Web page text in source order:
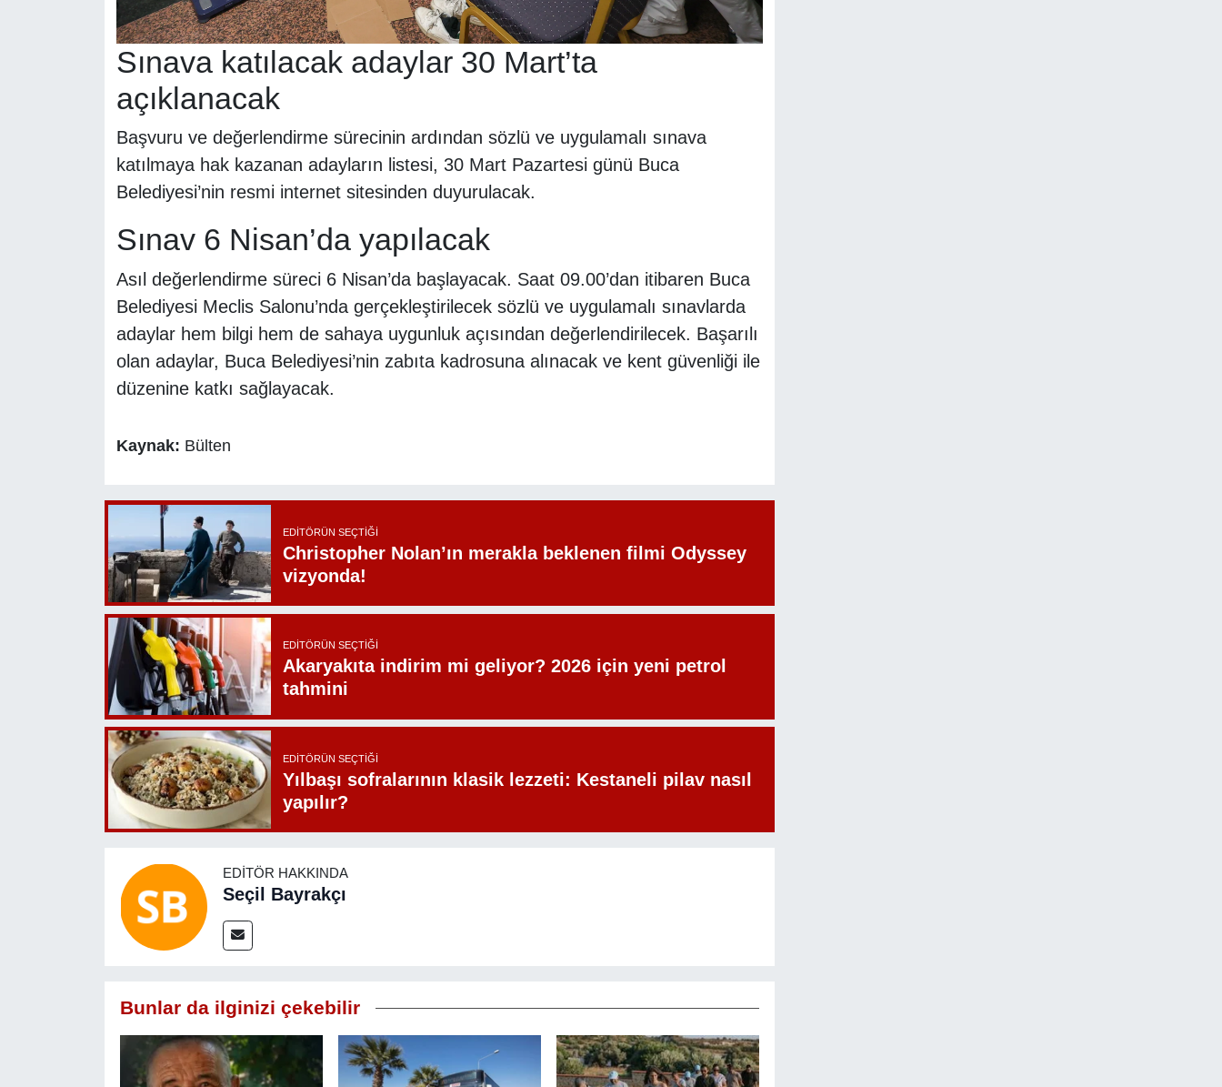
Sınava katılacak adaylar 30 Mart’ta
açıklanacak
Başvuru ve değerlendirme sürecinin ardından sözlü ve uygulamalı sınava
katılmaya hak kazanan adayların listesi, 30 Mart Pazartesi günü Buca
Belediyesi’nin resmi internet sitesinden duyurulacak.
Sınav 6 Nisan’da yapılacak
Asıl değerlendirme süreci 6 Nisan’da başlayacak. Saat 09.00’dan itibaren Buca
Belediyesi Meclis Salonu’nda gerçekleştirilecek sözlü ve uygulamalı sınavlarda
adaylar hem bilgi hem de sahaya uygunluk açısından değerlendirilecek. Başarılı
olan adaylar, Buca Belediyesi’nin zabıta kadrosuna alınacak ve kent güvenliği ile
düzenine katkı sağlayacak.
Kaynak: Bülten
EDITÖRÜN SEÇTIĞI
Christopher Nolan’ın merakla beklenen filmi Odyssey
vizyonda!
EDITÖRÜN SEÇTIĞI
Akaryakıta indirim mi geliyor? 2026 için yeni petrol
tahmini
EDITÖRÜN SEÇTIĞI
Yılbaşı sofralarının klasik lezzeti: Kestaneli pilav nasıl
yapılır?
EDITÖR HAKKINDA
Seçil Bayrakçı
Bunlar da ilginizi çekebilir